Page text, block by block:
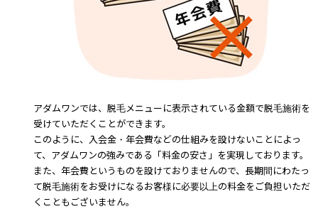
アダムワンでは、脱毛メニューに表示されている金額で脱毛施術を
受けていただくことができます。
このように、入会金・年会費などの仕組みを設けないことによっ
て、アダムワンの強みである「料金の安さ」を実現しております。
また、年会費というものを設けておりませんので、長期間にわたっ
て脱毛施術をお受けになるお客様に必要以上の料金をご負担いただ
くこともございません。